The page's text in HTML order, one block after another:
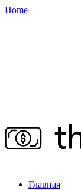
Home
Главная